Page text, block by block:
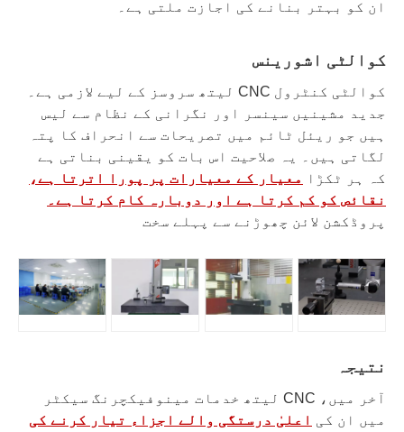
ان کو بہتر بنانے کی اجازت ملتی ہے۔
کوالٹی اشورینس
کوالٹی کنٹرول CNC لیتھ سروسز کے لیے لازمی ہے۔
جدید مشینیں سینسر اور نگرانی کے نظام سے لیس
ہیں جو ریئل ٹائم میں تصریحات سے انحراف کا پتہ
لگاتی ہیں۔ یہ صلاحیت اس بات کو یقینی بناتی ہے
کہ ہر ٹکڑا
معیار کے معیارات پر پورا اترتا ہے،
نقائص کو کم کرتا ہے اور دوبارہ کام کرتا ہے۔
پروڈکشن لائن چھوڑنے سے پہلے سخت
نتیجہ
آخر میں، CNC لیتھ خدمات مینوفیکچرنگ سیکٹر
میں ان کی اعلیٰ درستگی والے اجزاء تیار کرنے کی